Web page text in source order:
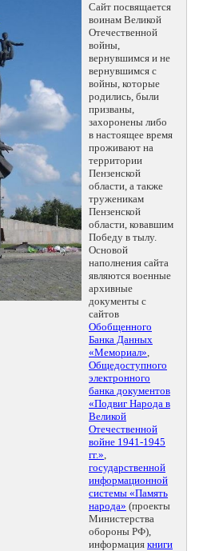
Сайт посвящается
воинам Великой
Отечественной
войны,
вернувшимся и не
вернувшимся с
войны, которые
родились, были
призваны,
захоронены либо
в настоящее время
проживают на
территории
Пензенской
области, а также
труженикам
Пензенской
области, ковавшим
Победу в тылу.
Основой
наполнения сайта
являются военные
архивные
документы с
сайтов
Обобщенного
Банка Данных
«Мемориал»,
Общедоступного
электронного
банка документов
«Подвиг Народа в
Великой
Отечественной
войне 1941-1945
гг.»,
государственной
информационной
системы «Память
народа» (проекты
Министерства
обороны РФ),
информация книги